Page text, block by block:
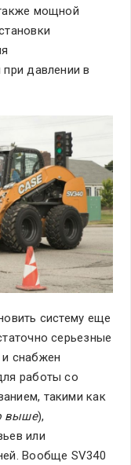
мощной
давлении в
систему еще
серьезные
снабжен
работы со
такими как
выше),
или
Вообще SV340